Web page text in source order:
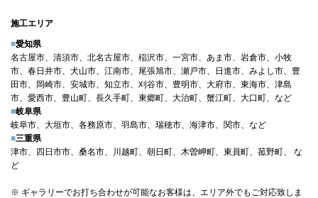
施工エリア
■愛知県
名古屋市、清須市、北名古屋市、稲沢市、一宮市、あま市、岩倉市、小牧
市、春日井市、犬山市、江南市、尾張旭市、瀬戸市、日進市、みよし市、豊
田市、岡崎市、安城市、知立市、刈谷市、豊明市、大府市、東海市、津島
市、愛西市、豊山町、長久手町、東郷町、大治町、蟹江町、大口町、など
■岐阜県
岐阜市、大垣市、各務原市、羽島市、瑞穂市、海津市、関市、など
■三重県
津市、四日市市、桑名市、川越町、朝日町、木曽岬町、東員町、菰野町、 な
ど
※ ギャラリーでお打ち合わせが可能なお客様は、エリア外でもご対応致しま